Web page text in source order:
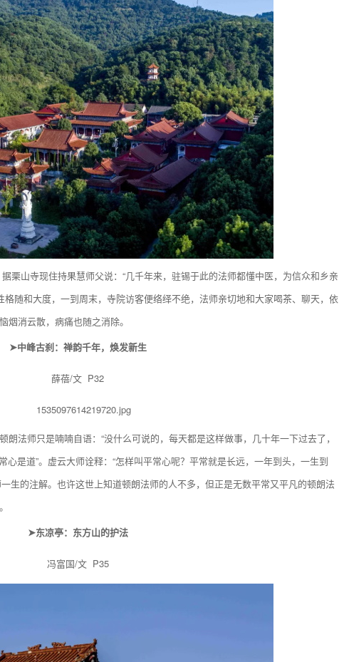
山寺现住持果慧师父说：“几千年来，驻锡于此的法师都懂中医，为信众和乡亲
随和大度，一到周末，寺院访客便络绎不绝，法师亲切地和大家喝茶、聊天，依
烟消云散，病痛也随之消除。
➤中峰古刹：禅韵千年，焕发新生
薛蓓/文 P32
法师只是喃喃自语：“没什么可说的，每天都是这样做事，几十年一下过去了，
心是道”。虚云大师诠释：“怎样叫平常心呢？平常就是长远，一年到头，一生到
生的注解。也许这世上知道顿朗法师的人不多，但正是无数平常又平凡的顿朗法
➤东凉亭：东方山的护法
冯富国/文 P35